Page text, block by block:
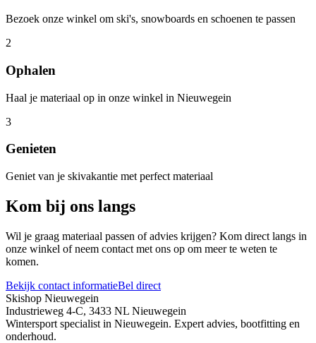
Bezoek onze winkel om ski's, snowboards en schoenen te passen
2
Ophalen
Haal je materiaal op in onze winkel in Nieuwegein
3
Genieten
Geniet van je skivakantie met perfect materiaal
Kom bij ons langs
Wil je graag materiaal passen of advies krijgen? Kom direct langs in
onze winkel of neem contact met ons op om meer te weten te
komen.
Bekijk contact informatieBel direct
Skishop Nieuwegein
Industrieweg 4-C, 3433 NL Nieuwegein
Wintersport specialist in Nieuwegein. Expert advies, bootfitting en
onderhoud.